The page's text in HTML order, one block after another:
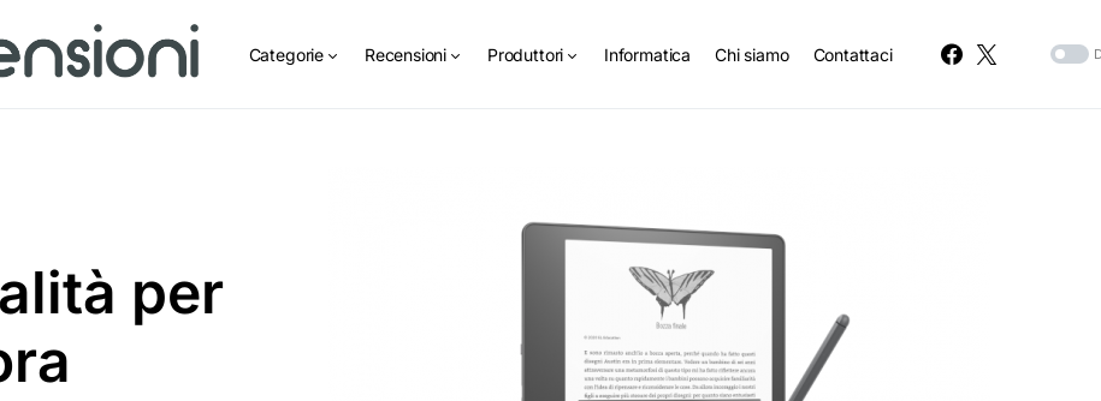
Categorie Recensioni Produttori Informatica Chi siamo Contattaci
per